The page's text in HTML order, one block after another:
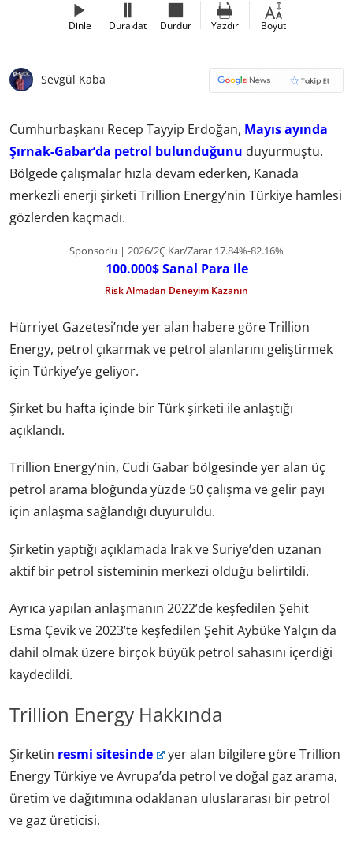
Dinle Duraklat Durdur Yazdır Boyut
Sevgül Kaba
Cumhurbaşkanı Recep Tayyip Erdoğan, Mayıs ayında
Şırnak-Gabar’da petrol bulunduğunu duyurmuştu.
Bölgede çalışmalar hızla devam ederken, Kanada
merkezli enerji şirketi Trillion Energy’nin Türkiye hamlesi
gözlerden kaçmadı.
Sponsorlu | 2026/2Ç Kar/Zarar 17.84%-82.16%
100.000$ Sanal Para ile
Risk Almadan Deneyim Kazanın
Hürriyet Gazetesi’nde yer alan habere göre Trillion
Energy, petrol çıkarmak ve petrol alanlarını geliştirmek
için Türkiye’ye geliyor.
Şirket bu hafta içinde bir Türk şirketi ile anlaştığı
açıklandı.
Trillion Energy’nin, Cudi Gabar bölgesinde yer alan üç
petrol arama bloğunda yüzde 50 çalışma ve gelir payı
için anlaşma sağlandığı duyuruldu.
Şirketin yaptığı açıklamada Irak ve Suriye’den uzanan
aktif bir petrol sisteminin merkezi olduğu belirtildi.
Ayrıca yapılan anlaşmanın 2022’de keşfedilen Şehit
Esma Çevik ve 2023’te keşfedilen Şehit Aybüke Yalçın da
dahil olmak üzere birçok büyük petrol sahasını içerdiği
kaydedildi.
Trillion Energy Hakkında
Şirketin resmi sitesinde
yer alan bilgilere göre Trillion
Energy Türkiye ve Avrupa’da petrol ve doğal gaz arama,
üretim ve dağıtımına odaklanan uluslararası bir petrol
ve gaz üreticisi.